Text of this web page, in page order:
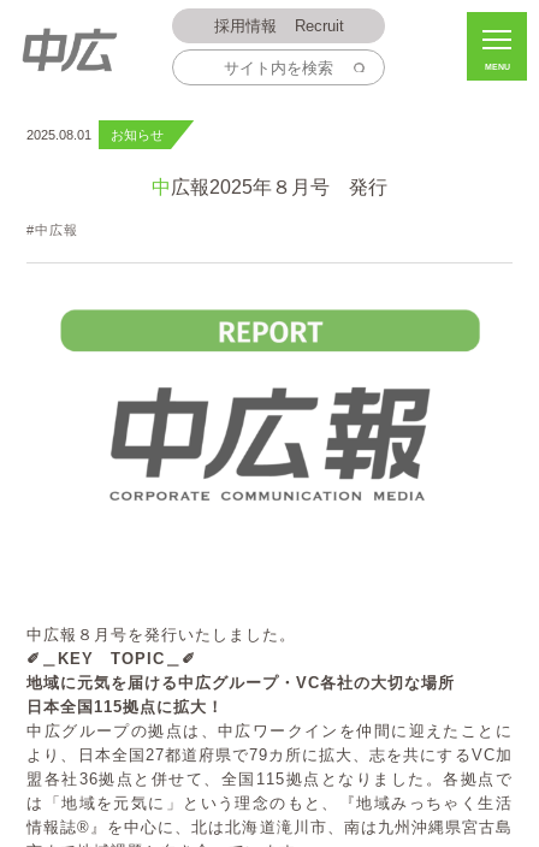
採用情報 Recruit
MENU
2025.08.01 お知らせ
中広報2025年８月号 発行
中広報
中広報８月号を発行いたしました。
✐＿KEY TOPIC＿✐
地域に元気を届ける中広グループ・VC各社の大切な場所
日本全国115拠点に拡大！
中広グループの拠点は、中広ワークインを仲間に迎えたことに
より、日本全国27都道府県で79カ所に拡大、志を共にするVC加
盟各社36拠点と併せて、全国115拠点となりました。各拠点で
は「地域を元気に」という理念のもと、『地域みっちゃく生活
情報誌®』を中心に、北は北海道滝川市、南は九州沖縄県宮古島